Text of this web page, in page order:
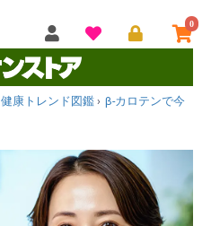
0
健康トレンド図鑑
β-カロテンで今